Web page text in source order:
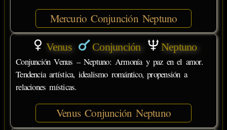
Mercurio Conjunción Neptuno
Venus Conjunción Neptuno
Conjunción Venus – Neptuno: Armonía y paz en el amor.
Tendencia artística, idealismo romántico, propensión a
relaciones místicas.
Venus Conjunción Neptuno